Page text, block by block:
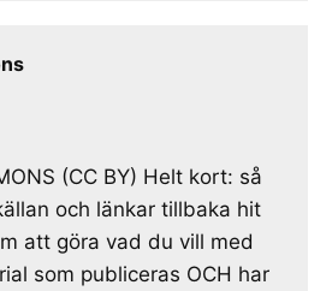
(CC BY) Helt kort: så
och länkar tillbaka hit
att göra vad du vill med
som publiceras OCH har